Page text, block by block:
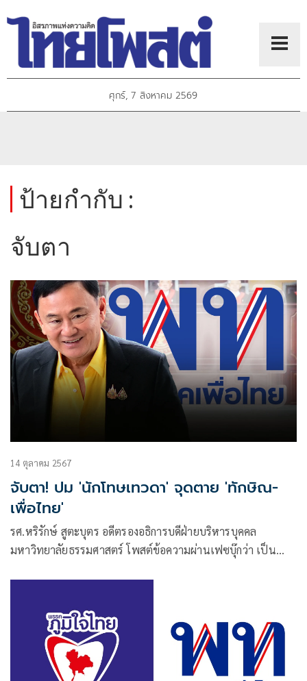
ศุกร์, 7 สิงหาคม 2569
ป้ายกำกับ :
จับตา
14 ตุลาคม 2567
จับตา! ปม 'นักโทษเทวดา' จุดตาย 'ทักษิณ-
เพื่อไทย'
รศ.หริรักษ์ สูตะบุตร อดีตรองอธิการบดีฝ่ายบริหารบุคคล
มหาวิทยาลัยธรรมศาสตร์ โพสต์ข้อความผ่านเฟซบุ๊กว่า เป็น